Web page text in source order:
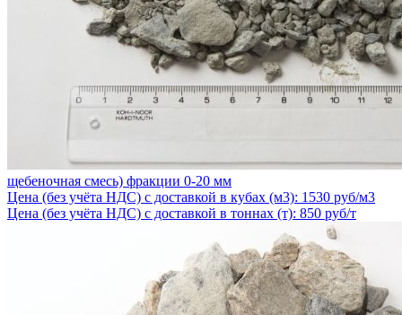
щебеночная смесь) фракции 0-20 мм
Цена (без учёта НДС) с доставкой в кубах (м3): 1530 руб/м3
Цена (без учёта НДС) с доставкой в тоннах (т): 850 руб/т